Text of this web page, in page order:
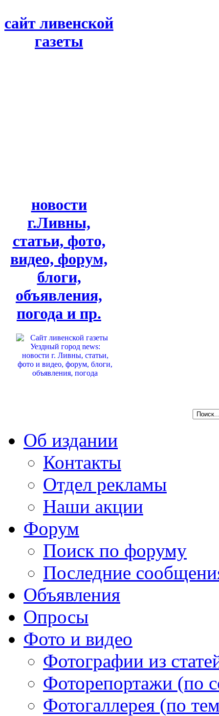
сайт ливенской
газеты
новости
г.Ливны,
статьи, фото,
видео, форум,
блоги,
объявления,
погода и пр.
Об издании
Контакты
Отдел рекламы
Наши акции
Форум
Поиск по форуму
Последние
Объявления
Опросы
Фото и видео
Фотографии из
Фоторепортажи (по
Фотогаллерея (по